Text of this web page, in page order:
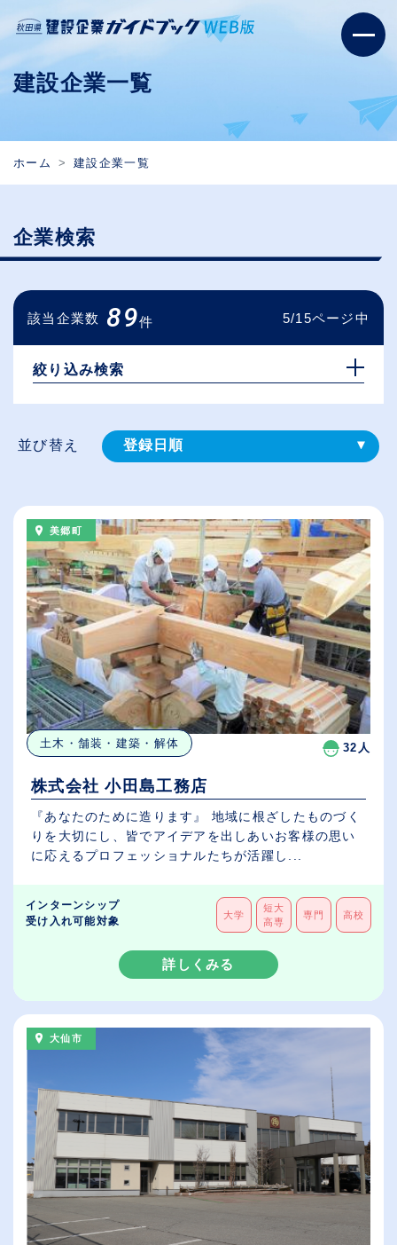
建設企業一覧
ホーム 建設企業一覧
企業検索
該当企業数 89件 5/15ページ中
絞り込み検索
並び替え 登録⽇順
（⾼卒の給与を基準）
従業員が多い順
休日数が多い順
美郷町
土木・舗装・建築・解体 32人
株式会社 小田島工務店
『あなたのために造ります』 地域に根ざしたものづく
りを大切にし、皆でアイデアを出しあいお客様の思い
に応えるプロフェッショナルたちが活躍し...
インターンシップ
受け入れ可能対象
大学
短大
高専
専門 高校
詳しくみる
大仙市